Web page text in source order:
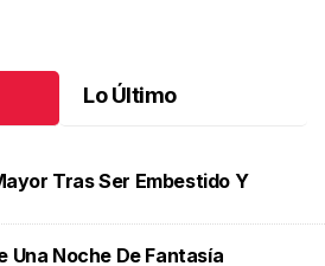
Lo Último
Tras Ser Embestido Y
Una Noche De Fantasía